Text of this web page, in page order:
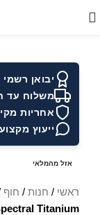
יבואן רשמי
משלוח עד
אחריות
ייעוץ
אזל מהמלאי
ראשי / חנות / חוף
Titanium